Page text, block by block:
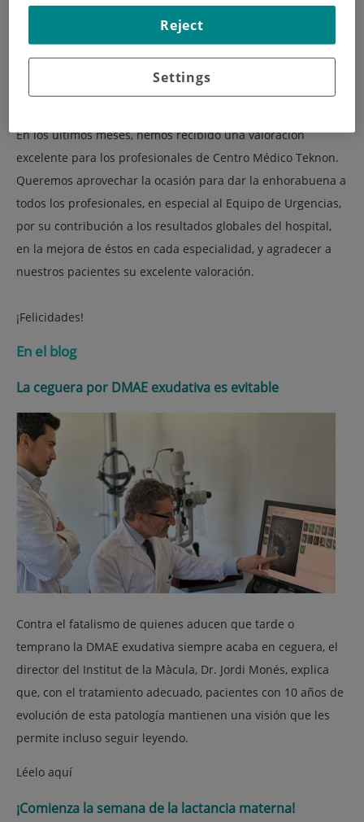
"Experiencia en Ruta" es una nueva campaña lanzada desde
Quirónsalud, que nos permite trabajary optimizar la
valoración que nuestros pacientes otorgan a la atención y
servicios que les ofrecemos.
En los últimos meses, hemos recibido una valoración
excelente para los profesionales de Centro Médico Teknon.
Queremos aprovechar la ocasión para dar la enhorabuena a
todos los profesionales, en especial al Equipo de Urgencias,
por su contribución a los resultados globales del hospital,
en la mejora de éstos en cada especialidad, y agradecer a
nuestros pacientes su excelente valoración.
¡Felicidades!
En el blog
La ceguera por DMAE exudativa es evitable
Contra el fatalismo de quienes aducen que tarde o
temprano la DMAE exudativa siempre acaba en ceguera, el
director del Institut de la Màcula, Dr. Jordi Monés, explica
que, con el tratamiento adecuado, pacientes con 10 años de
evolución de esta patología mantienen una visión que les
permite incluso seguir leyendo.
Léelo aquí
¡Comienza la semana de la lactancia materna!
Settings
Reject